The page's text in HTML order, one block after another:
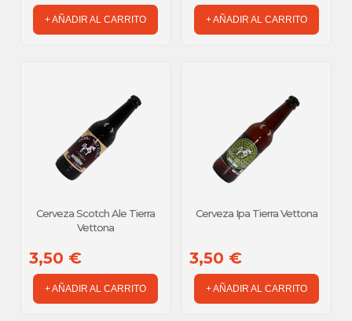
de la fruta y la suavidad de la miel, obteniendo una hidromiel
fresca, aromática y muy fácil de disfrutar.
Servir bien fría como alternativa original al vino o la sidra
Acompañar postres, tartas de queso o chocolate blanco
Brindar en celebraciones especiales
+ AÑADIR AL CARRITO + AÑADIR AL CARRITO
Cerveza Scotch Ale Tierra
Vettona
3,50 €
+ AÑADIR AL CARRITO
Cerveza Ipa Tierra Vettona
3,50 €
+ AÑADIR AL CARRITO